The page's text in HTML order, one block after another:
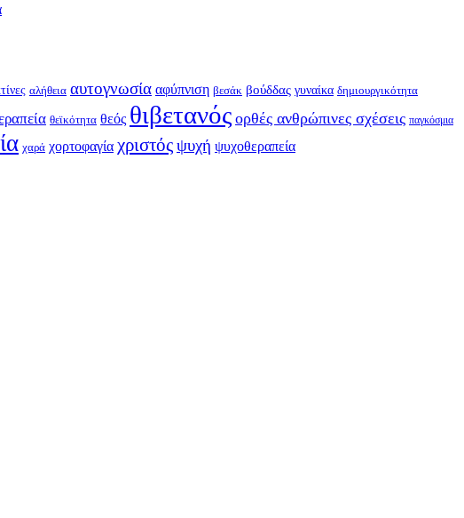
αλήθεια αυτογνωσία αφύπνιση βεσάκ βούδδας γυναίκα δημιουργικότητα
θεϊκότητα θεός θιβετανός ορθές ανθρώπινες σχέσεις παγκόσμια
χαρά χορτοφαγία χριστόςψυχή ψυχοθεραπεία